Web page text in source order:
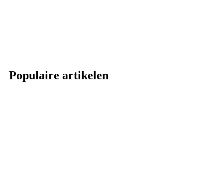
Populaire artikelen